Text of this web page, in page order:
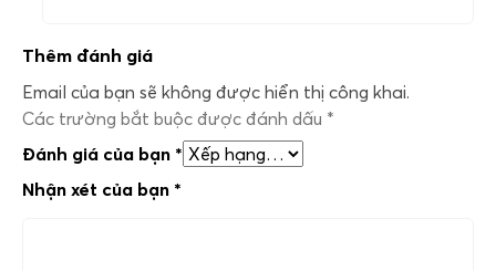
Thêm đánh giá
Email của bạn sẽ không được hiển thị công khai.
Các trường bắt buộc được đánh dấu *
Đánh giá của bạn *
Nhận xét của bạn *